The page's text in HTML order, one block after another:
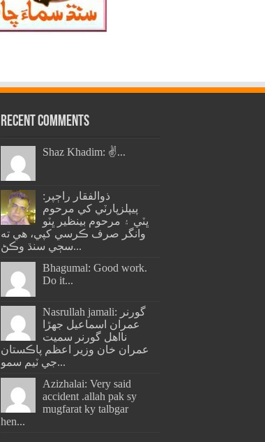
Recent Comments
Shaz Khadim: ✌️...
ذوالفقار راڄپر:
پيپلزپارٽي کي مرحوم
ڀٽي ۽ مرحوم بينظير ڀٽو
وانگر صرف ڪرسي کپي، هي ته
سڄي سنڌ وڪڻ...
Bhagumal: Good work.
Do it...
Nasrullah jamali: گورنر
عمران اسماعيل جھڙا
نااهل گورنر سميت
عمران خان وزير اعظم پاڪستان
جي ٽيم سمو...
Azizhalai: Very said
accident .allah pak sy
mugfarat ky talbgar
hen...